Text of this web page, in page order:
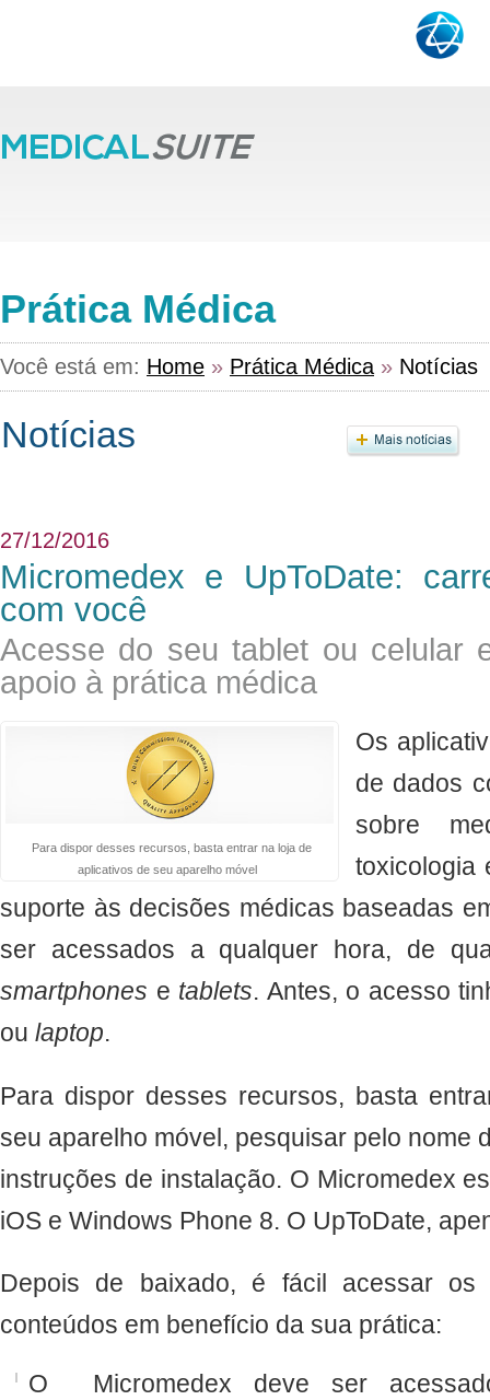
Prática Médica
Você está em: Home » Prática Médica » Notícias
27/12/2016
Micromedex e UpToDate:
com você
Acesse do seu tablet ou celular
apoio à prática médica
Para dispor desses recursos, basta entrar na loja de
aplicativos de seu aparelho móvel
Os
de dados
sobre
toxicologia
suporte às decisões médicas baseadas
ser acessados a qualquer hora, de
smartphones e tablets. Antes, o acesso
ou laptop.
Para dispor desses recursos, basta
seu aparelho móvel, pesquisar pelo nome
instruções de instalação. O Micromedex
iOS e Windows Phone 8. O UpToDate,
Depois de baixado, é fácil acessar os
conteúdos em benefício da sua prática:
O Micromedex deve ser